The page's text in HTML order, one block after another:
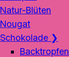
Natur-Blüten
Nougat
Schokolade ❯
Backtropfen